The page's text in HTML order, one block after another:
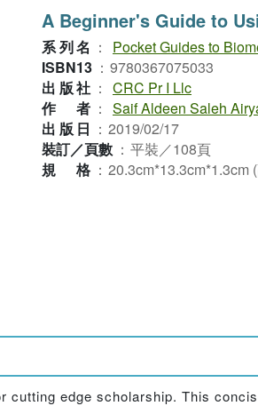
A Beginner's Guide to
系列名 ：
Pocket Guides to
ISBN13 ： 9780367075033
出版社 ： CRC Pr I Llc
作者 ： Saif Aldeen Saleh
出版日 ： 2019/02/17
裝訂／頁數 ： 平裝／108頁
規格 ： 20.3cm*13.3cm*1.3cm
edge scholarship. This